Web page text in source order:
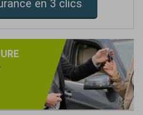
en 3 clics